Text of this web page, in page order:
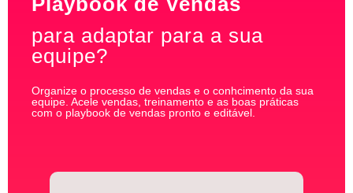
para adaptar para a sua
equipe?
Organize o processo de vendas e o conhcimento da sua
equipe. Acele vendas, treinamento e as boas práticas
com o playbook de vendas pronto e editável.